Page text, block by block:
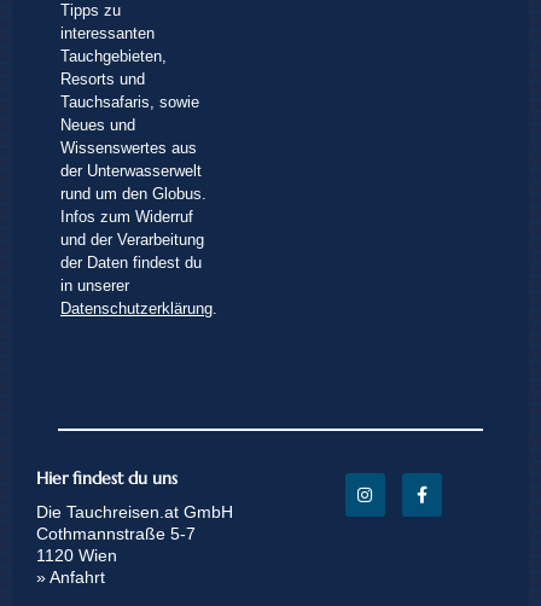
Tipps zu
interessanten
Tauchgebieten,
Resorts und
Tauchsafaris, sowie
Neues und
Wissenswertes aus
der Unterwasserwelt
rund um den Globus.
Infos zum Widerruf
und der Verarbeitung
der Daten findest du
in unserer
Datenschutzerklärung.
Hier findest du uns
Die Tauchreisen.at GmbH
Cothmannstraße 5-7
1120 Wien
» Anfahrt